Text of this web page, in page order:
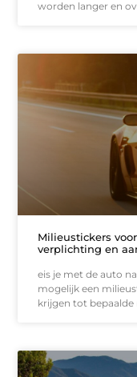
worden langer en
Milieustickers
verplichting en
eis je met de auto
mogelijk een
krijgen tot bepaalde